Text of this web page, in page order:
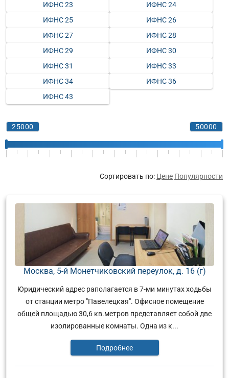
ИФНС 23
ИФНС 24
ИФНС 25
ИФНС 26
ИФНС 27
ИФНС 28
ИФНС 29
ИФНС 30
ИФНС 31
ИФНС 33
ИФНС 34
ИФНС 36
ИФНС 43
Сортировать по: Цене Популярности
Москва, 5-й Монетчиковский переулок, д. 16 (г)
Юридический адрес раполагается в 7-ми минутах ходьбы
от станции метро "Павелецкая". Офисное помещение
общей площадью 30,6 кв.метров представляет собой две
изолированные комнаты. Одна из к...
Подробнее